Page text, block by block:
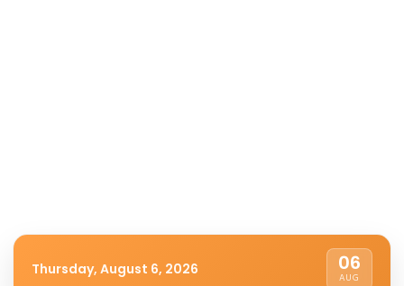
Thursday, August 6, 2026 06
AUG